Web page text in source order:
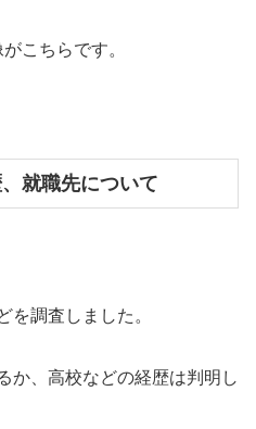
こちらです。
就職先について
を調査しました。
か、高校などの経歴は判明し